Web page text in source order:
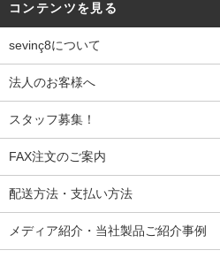
コンテンツを見る
sevinç8について
法人のお客様へ
スタッフ募集！
FAX注文のご案内
配送方法・支払い方法
メディア紹介・当社製品ご紹介事例